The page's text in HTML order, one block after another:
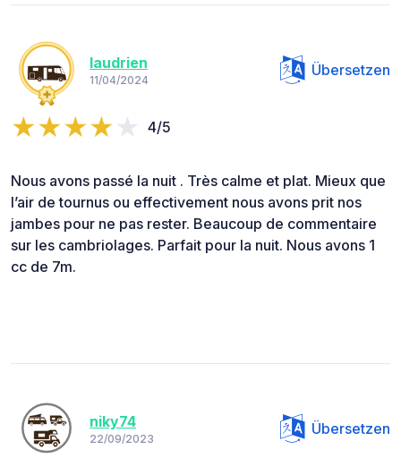
laudrien
11/04/2024
Übersetzen
4/5
Nous avons passé la nuit . Très calme et plat. Mieux que
l’air de tournus ou effectivement nous avons prit nos
jambes pour ne pas rester. Beaucoup de commentaire
sur les cambriolages. Parfait pour la nuit. Nous avons 1
cc de 7m.
niky74
22/09/2023
Übersetzen